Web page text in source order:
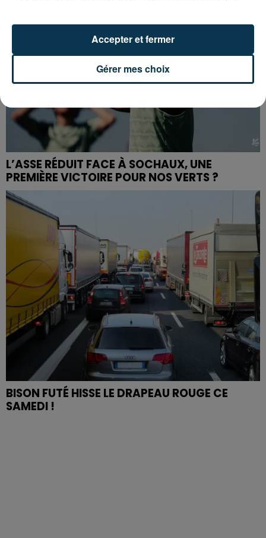
L’ASSE RÉDUIT FACE À SOCHAUX, UNE
PREMIÈRE VICTOIRE POUR NOS VERTS ?
BISON FUTÉ HISSE LE DRAPEAU ROUGE CE
SAMEDI !
Gérer mes choix
Accepter et fermer